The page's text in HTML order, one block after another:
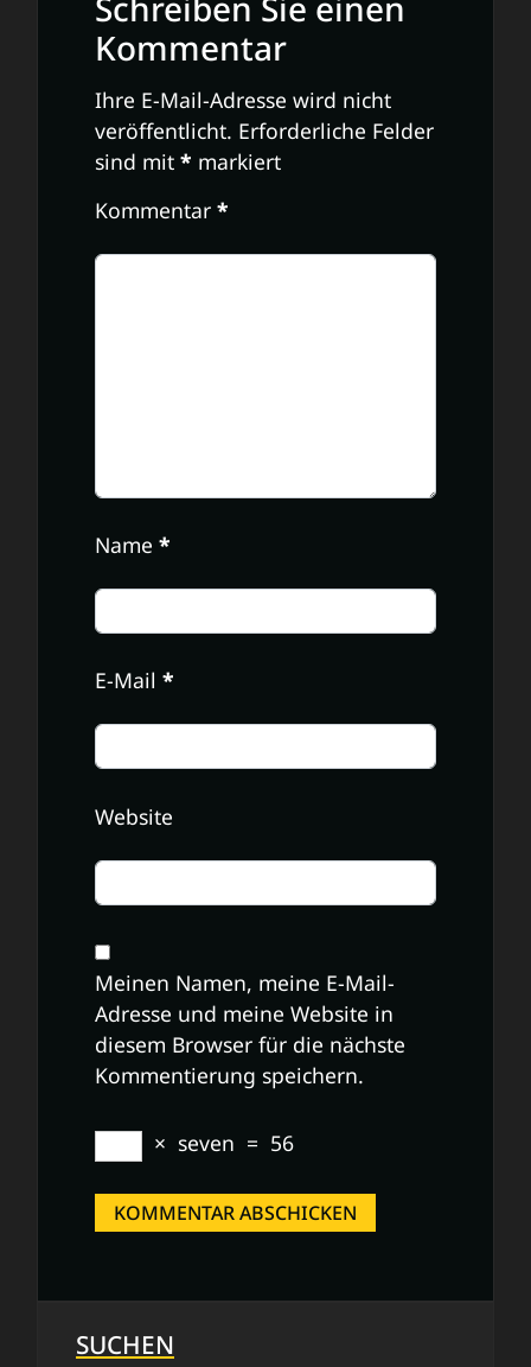
Kommentar
Ihre E-Mail-Adresse wird nicht
veröffentlicht. Erforderliche Felder
sind mit * markiert
Kommentar *
Name *
E-Mail *
Website
Meinen Namen, meine E-Mail-
Adresse und meine Website in
diesem Browser für die nächste
Kommentierung speichern.
× seven = 56
SUCHEN